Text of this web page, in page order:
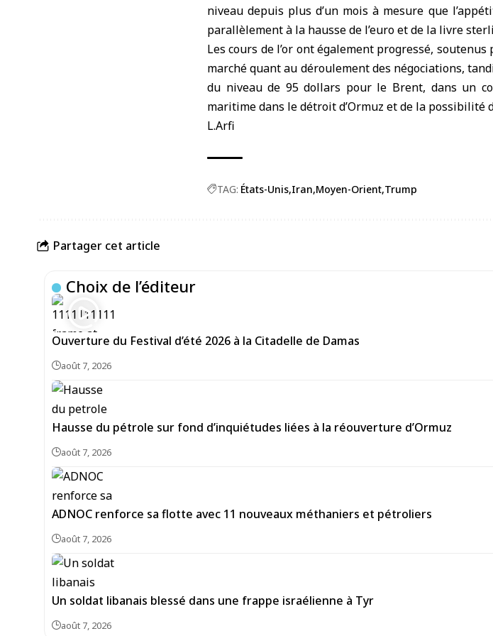
niveau depuis plus d’un mois à mesure que
parallèlement à la hausse de l’euro et de la livre
Les cours de l’or ont également progressé,
marché quant au déroulement des négociations,
du niveau de 95 dollars pour le Brent, dans un
maritime dans le détroit d’Ormuz et de la possibilité
L.Arfi
TAG: États-Unis Iran Moyen-Orient Trump
Partager cet article
Choix de l’éditeur
Ouverture du Festival d’été 2026 à la Citadelle de Damas
août 7, 2026
Hausse du pétrole sur fond d’inquiétudes liées à la réouverture d’Ormuz
août 7, 2026
ADNOC renforce sa flotte avec 11 nouveaux méthaniers et pétroliers
août 7, 2026
Un soldat libanais blessé dans une frappe israélienne à Tyr
août 7, 2026